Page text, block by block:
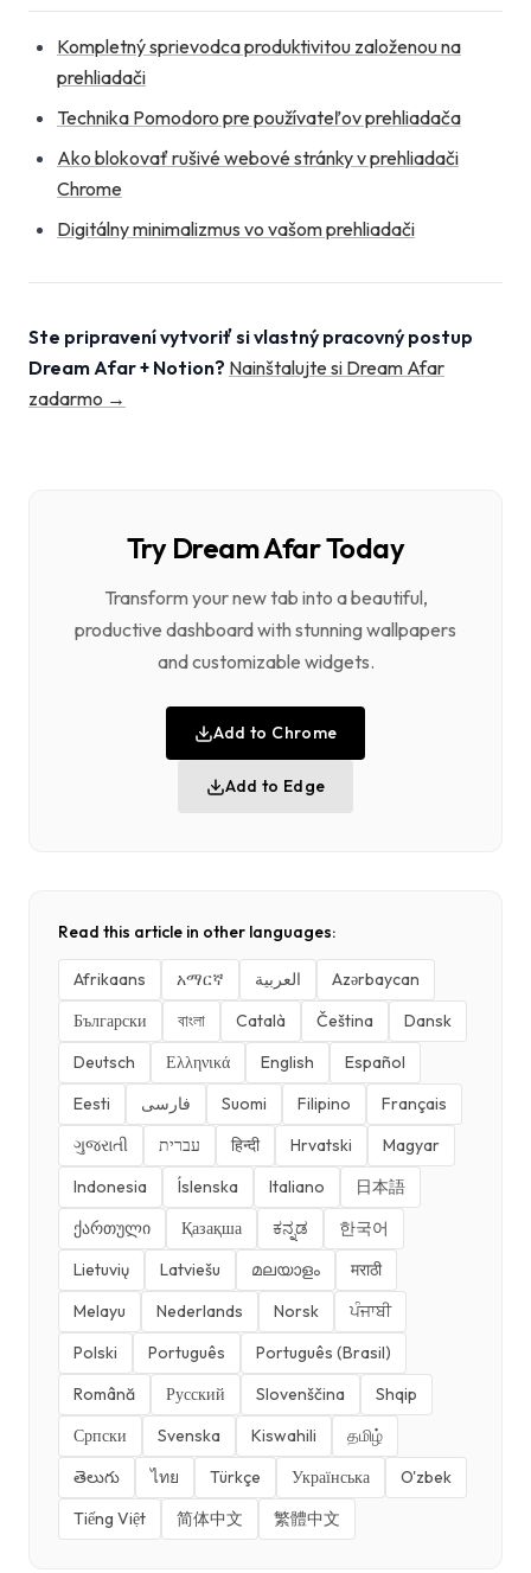
Kompletný sprievodca produktivitou založenou na
prehliadači
Technika Pomodoro pre používateľov prehliadača
Ako blokovať rušivé webové stránky v prehliadači
Chrome
Digitálny minimalizmus vo vašom prehliadači
Ste pripravení vytvoriť si vlastný pracovný postup
Dream Afar + Notion? Nainštalujte si Dream Afar
zadarmo →
Try Dream Afar Today
Transform your new tab into a beautiful,
productive dashboard with stunning wallpapers
and customizable widgets.
Add to Chrome
Add to Edge
Read this article in other languages:
Afrikaans አማርኛ العربية
Azərbaycan
Български
বাংলা Català Čeština
Dansk
Deutsch
Ελληνικά English
Español
Eesti
فارسی Suomi Filipino
Français
ગુજરાતી
עברית हिन्दी Hrvatski
Magyar
Indonesia
Íslenska Italiano
日本語
ქართული
Қазақша ಕನ್ನಡ
한국어
Lietuvių
Latviešu മലയാളം
मराठी
Melayu
Nederlands Norsk
ਪੰਜਾਬੀ
Polski
Português
Português (Brasil)
Română
Русский Slovenščina
Shqip
Српски
Svenska Kiswahili
தமிழ்
తెలుగు
ไทย Türkçe Українська
O'zbek
Tiếng Việt
简体中文 繁體中文